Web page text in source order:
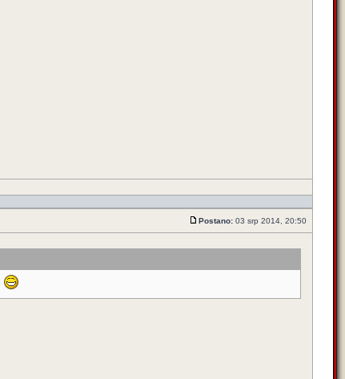
Postano: 03 srp 2014, 20:50